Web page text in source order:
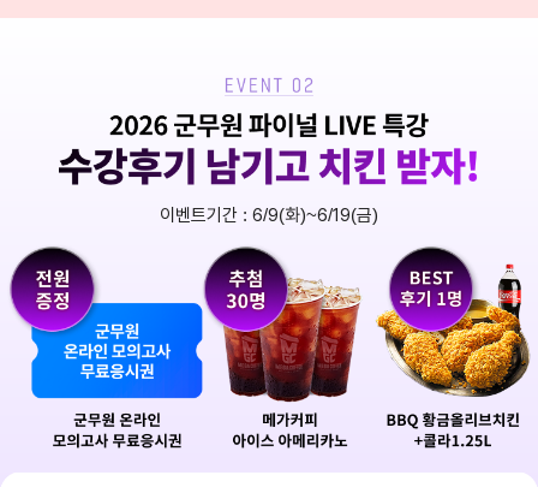
이벤트기간 : 6/9(화)~6/19(금)